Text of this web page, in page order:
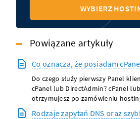
WYBIERZ
Powiązane artykuły
Co oznacza, że posiadam
Do czego służy pierwszy Panel
cPanel lub DirectAdmin? cPanel
otrzymujesz po zamówieniu
Rodzaje zapytań DNS oraz